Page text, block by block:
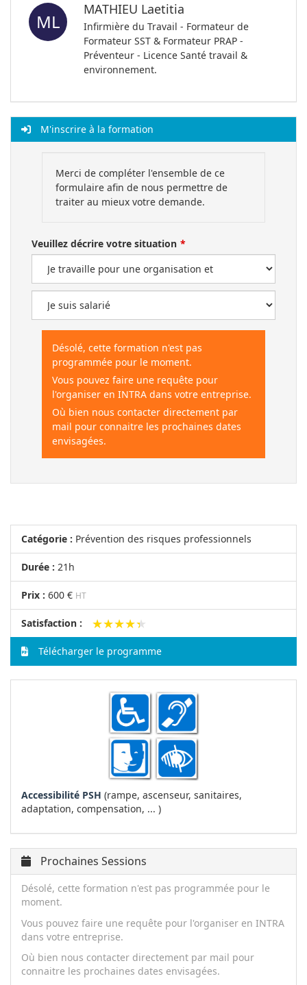
ML
MATHIEU Laetitia
Infirmière du Travail - Formateur de
Formateur SST & Formateur PRAP -
Préventeur - Licence Santé travail &
environnement.
M'inscrire à la formation
Merci de compléter l'ensemble de ce
formulaire afin de nous permettre de
traiter au mieux votre demande.
Veuillez décrire votre situation
Désolé, cette formation n'est pas
programmée pour le moment.
Vous pouvez faire une requête pour
l'organiser en INTRA dans votre entreprise.
Où bien nous contacter directement par
mail pour connaitre les prochaines dates
envisagées.
Catégorie : Prévention des risques professionnels
Durée : 21h
Prix : 600 € HT
Satisfaction : ★★★★★
★★★★★
Télécharger le programme
Accessibilité PSH (rampe, ascenseur, sanitaires,
adaptation, compensation, ... )
Prochaines Sessions
Désolé, cette formation n'est pas programmée pour le
moment.
Vous pouvez faire une requête pour l'organiser en INTRA
dans votre entreprise.
Où bien nous contacter directement par mail pour
connaitre les prochaines dates envisagées.